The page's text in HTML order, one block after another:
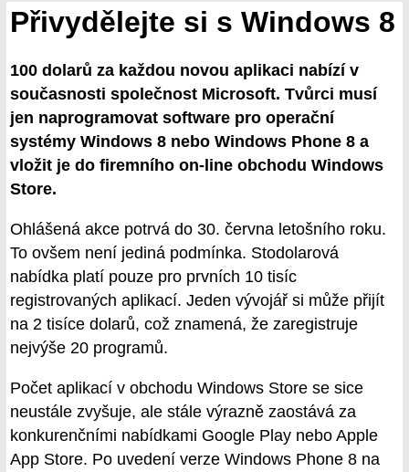
Přivydělejte si s Windows 8
100 dolarů za každou novou aplikaci nabízí v
současnosti společnost Microsoft. Tvůrci musí
jen naprogramovat software pro operační
systémy Windows 8 nebo Windows Phone 8 a
vložit je do firemního on-line obchodu Windows
Store.
Ohlášená akce potrvá do 30. června letošního roku.
To ovšem není jediná podmínka. Stodolarová
nabídka platí pouze pro prvních 10 tisíc
registrovaných aplikací. Jeden vývojář si může přijít
na 2 tisíce dolarů, což znamená, že zaregistruje
nejvýše 20 programů.
Počet aplikací v obchodu Windows Store se sice
neustále zvyšuje, ale stále výrazně zaostává za
konkurenčními nabídkami Google Play nebo Apple
App Store. Po uvedení verze Windows Phone 8 na